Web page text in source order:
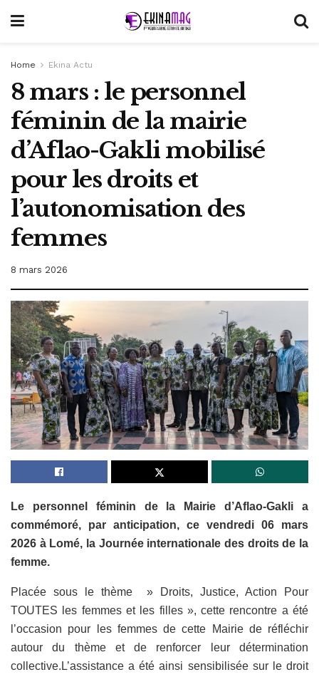
Home Ekina Actu
8 mars : le personnel
féminin de la mairie
d’Aflao-Gakli mobilisé
pour les droits et
l’autonomisation des
femmes
8 mars 2026
Le personnel féminin de la Mairie d’Aflao-Gakli a
commémoré, par anticipation, ce vendredi 06 mars
2026 à Lomé, la Journée internationale des droits de la
femme.
Placée sous le thème » Droits, Justice, Action Pour
TOUTES les femmes et les filles », cette rencontre a été
l’occasion pour les femmes de cette Mairie de réfléchir
autour du thème et de renforcer leur détermination
collective.L’assistance a été ainsi sensibilisée sur le droit